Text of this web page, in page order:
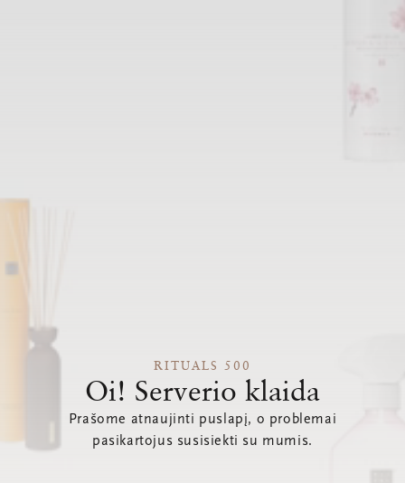
RITUALS 500
Oi! Serverio klaida
Prašome atnaujinti puslapį, o problemai
pasikartojus susisiekti su mumis.